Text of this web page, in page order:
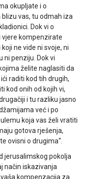
okupljate i o
vas, tu odmah iza
Dok vi o
vjere kompenzirate
ne vide ni svoje, ni
ni penziju. Dok vi
želite naglasiti da
raditi kod tih drugih,
kod onih od kojih vi,
i tu razliku jasno
već i po
koja vas želi vratiti
gotova rješenja,
ovisni o drugima“.
jerusalimskog pokolja
način iskazivanja
kompenzacija za